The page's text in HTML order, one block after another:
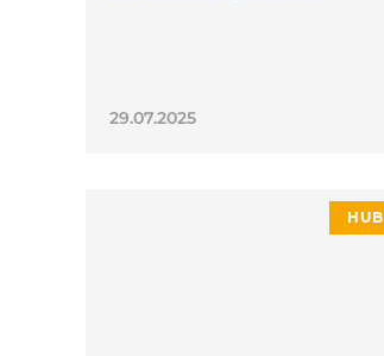
29.07.2025
HUB